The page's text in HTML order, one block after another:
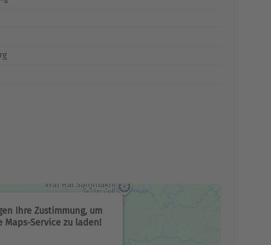
Ihre Zustimmung, um
Maps-Service zu laden!